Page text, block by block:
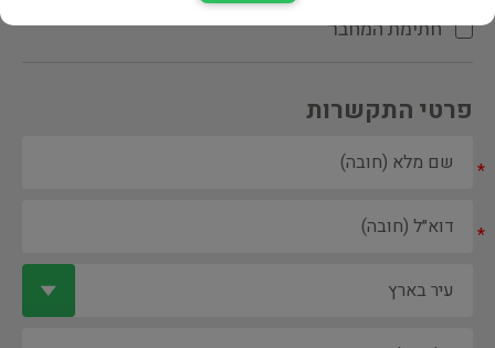
חתימת המחבר
פרטי התקשרות
*
*